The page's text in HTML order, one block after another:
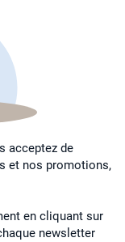
acceptez de
et nos promotions,
en cliquant sur
newsletter